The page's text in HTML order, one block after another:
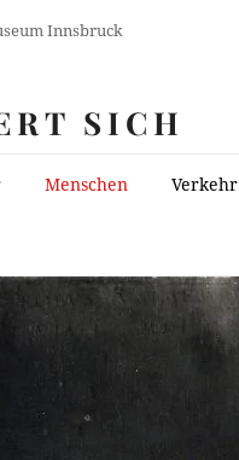
Innsbruck
SICH
Menschen Verkehr